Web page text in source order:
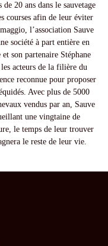
20 ans dans le sauvetage
courses afin de leur éviter
l’association Sauve
société à part entière en
son partenaire Stéphane
acteurs de la filière du
reconnue pour proposer
Avec plus de 5000
vendus par an, Sauve
une vingtaine de
le temps de leur trouver
le reste de leur vie.